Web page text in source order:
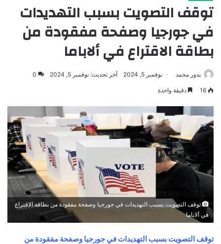
توقف التصويت بسبب التهديدات
في جورجيا وصفحة مفقودة من
بطاقة الاقتراع في ألاباما
بدور محمد نوفمبر 5, 2024 آخر تحديث: نوفمبر 5, 2024 0
16 دقيقة واحدة
توقف التصويت بسبب التهديدات في جورجيا وصفحة مفقودة من بطاقة الاقتراع
في ألاباما
توقف التصويت بسبب التهديدات في جورجيا وصفحة مفقودة من